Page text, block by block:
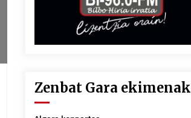
Zenbat Gara ekimenak